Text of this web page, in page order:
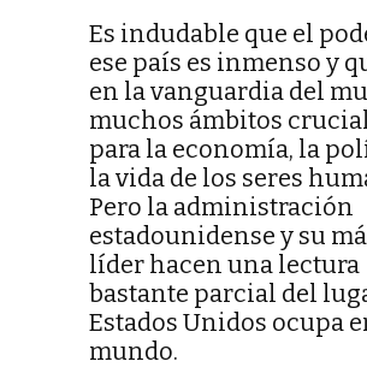
Es indudable que el
ese país es inmenso y
en la vanguardia del
muchos ámbitos
para la economía, la
la vida de los seres
Pero la administración
estadounidense y su
líder hacen una lectura
bastante parcial del
Estados Unidos ocupa
mundo.